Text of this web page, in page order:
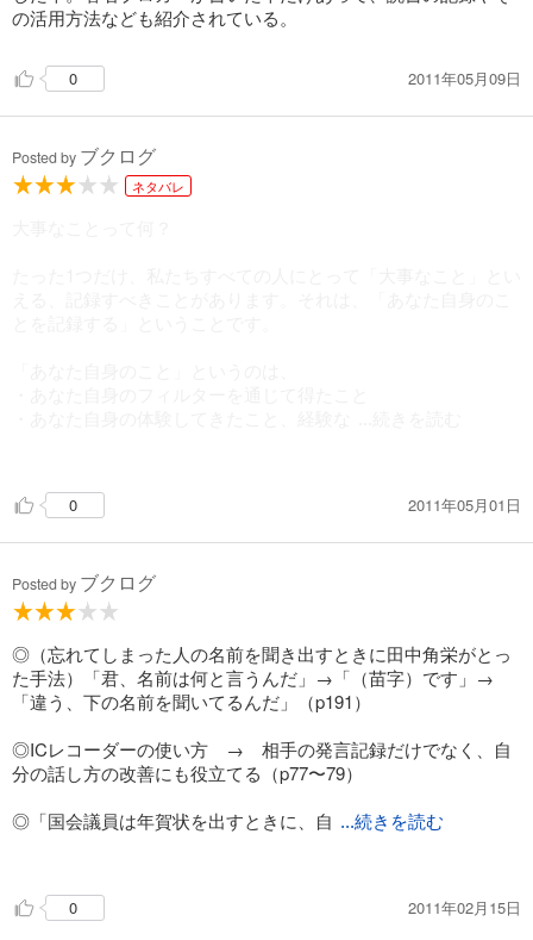
意。
タイムログをつけている人というのはそんなにいないのでは。
相手の名前がわからないとき、
「いや、下の名前」
ときくという国会議員のテクニックは中々面白い。
カップ麺の値段がわからないからとたたかれた政治家がいたこ
とを思い出した。
政治家が必要なのは決断力と行動力であって、判断に必要な情
秘書や周りの人間から得るので十分、という考えに
国民の何割が同意するだろうか。
ろうな。
大切なことに集中するため他は人に任せるというのは、
は
とても重要なことだと思う。
非常に重要な仕事の内であると思う。
の活用方法なども紹介されている。
0 2011年05月09日
Posted by ブクログ
ネタバレ
・ネットでは検索することのできない、あなたの頭の中にある
もの
P197. 記録の6大メリット(RECORD効果)
0 2011年05月01日
Posted by ブクログ
◎（忘れてしまった人の名前を聞き出すときに田中角栄がとっ
た手法）「君、名前は何と言うんだ」→「（苗字）です」→
「違う、下の名前を聞いてるんだ」（p191）
◎ICレコーダーの使い方 → 相手の発言記録だけでなく、自
分の話し方の改善にも役立てる（p77〜79）
◎「国会議員は年賀状を出すときに、自 ...続きを読む
資金力が豊富な議員がたくさん年賀状を出せることになるとい
う考えから） → この宛名書きで議員は支持者の名前を覚え
0 2011年02月15日